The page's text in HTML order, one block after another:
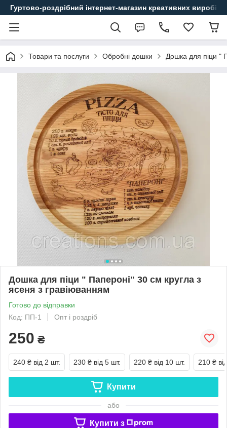
Гуртово-роздрібний інтернет-магазин креативних виробів
Товари та послуги Обробні дошки Дошка для піци "
Дошка для піци " Папероні" 30 см кругла з
ясеня з гравіюванням
Готово до відправки
Код: ПП-1
Опт і роздріб
250 ₴
240 ₴ від 2 шт. 230 ₴ від 5 шт. 220 ₴ від 10 шт. 210 ₴
Купити
або
Купити з